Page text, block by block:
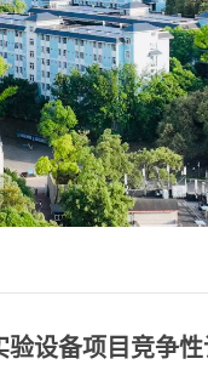
设备项目竞争